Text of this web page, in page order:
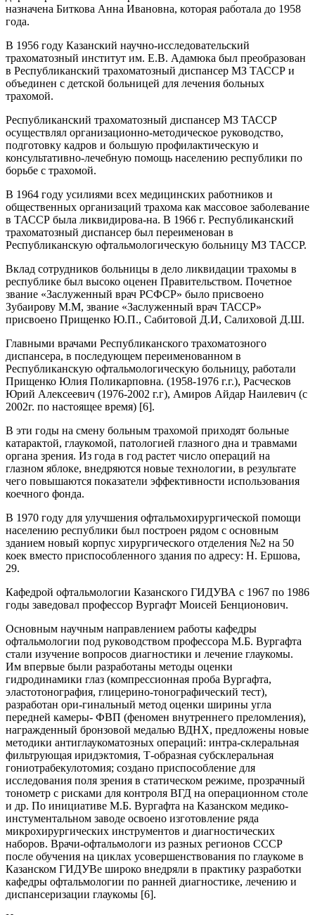
назначена Биткова Анна Ивановна, которая работала до 1958
года.
В 1956 году Казанский научно-исследовательский
трахоматозный институт им. Е.В. Адамюка был преобразован
в Республиканский трахоматозный диспансер МЗ ТАССР и
объединен с детской больницей для лечения больных
трахомой.
Республиканский трахоматозный диспансер МЗ ТАССР
осуществлял организационно-методическое руководство,
подготовку кадров и большую профилактическую и
консультативно-лечебную помощь населению республики по
борьбе с трахомой.
В 1964 году усилиями всех медицинских работников и
общественных организаций трахома как массовое заболевание
в ТАССР была ликвидирова-на. В 1966 г. Республиканский
трахоматозный диспансер был переименован в
Республиканскую офтальмологическую больницу МЗ ТАССР.
Вклад сотрудников больницы в дело ликвидации трахомы в
республике был высоко оценен Правительством. Почетное
звание «Заслуженный врач РСФСР» было присвоено
Зубаирову М.М, звание «Заслуженный врач ТАССР»
присвоено Прищенко Ю.П., Сабитовой Д.И, Салиховой Д.Ш.
Главными врачами Республиканского трахоматозного
диспансера, в последующем переименованном в
Республиканскую офтальмологическую больницу, работали
Прищенко Юлия Поликарповна. (1958-1976 г.г.), Расческов
Юрий Алексеевич (1976-2002 г.г), Амиров Айдар Наилевич (с
2002г. по настоящее время) [6].
В эти годы на смену больным трахомой приходят больные
катарактой, глаукомой, патологией глазного дна и травмами
органа зрения. Из года в год растет число операций на
глазном яблоке, внедряются новые технологии, в результате
чего повышаются показатели эффективности использования
коечного фонда.
В 1970 году для улучшения офтальмохирургической помощи
населению республики был построен рядом с основным
зданием новый корпус хирургического отделения №2 на 50
коек вместо приспособленного здания по адресу: Н. Ершова,
29.
Кафедрой офтальмологии Казанского ГИДУВА с 1967 по 1986
годы заведовал профессор Вургафт Моисей Бенционович.
Основным научным направлением работы кафедры
офтальмологии под руководством профессора М.Б. Вургафта
стали изучение вопросов диагностики и лечение глаукомы.
Им впервые были разработаны методы оценки
гидродинамики глаз (компрессионная проба Вургафта,
эластотонография, глицерино-тонографический тест),
разработан ори-гинальный метод оценки ширины угла
передней камеры- ФВП (феномен внутреннего преломления),
награжденный бронзовой медалью ВДНХ, предложены новые
методики антиглаукоматозных операций: интра-склеральная
фильтрующая иридэктомия, Т-образная субсклеральная
гониотрабекулотомия; создано приспособление для
исследования поля зрения в статическом режиме, прозрачный
тонометр с рисками для контроля ВГД на операционном столе
и др. По инициативе М.Б. Вургафта на Казанском медико-
инстументальном заводе освоено изготовление ряда
микрохирургических инструментов и диагностических
наборов. Врачи-офтальмологи из разных регионов СССР
после обучения на циклах усовершенствования по глаукоме в
Казанском ГИДУВе широко внедряли в практику разработки
кафедры офтальмологии по ранней диагностике, лечению и
диспансеризации глаукомы [6].